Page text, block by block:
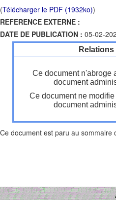
(Télécharger le PDF (1932ko))
REFERENCE EXTERNE :
DATE DE PUBLICATION : 05-02-
Ce document n'abroge
document
Ce document ne
document
Ce document est paru au sommaire